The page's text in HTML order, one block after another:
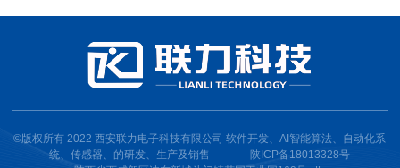
©版权所有 2022 西安联力电子科技有限公司 软件开发、AI智能算法、自动化系
统、传感器、的研发、生产及销售
陕ICP备18013328号